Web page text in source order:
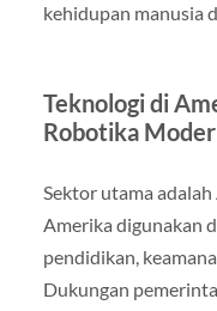
kehidupan manusia
Teknologi di
Robotika
Sektor utama
Amerika digunakan
pendidikan,
Dukungan